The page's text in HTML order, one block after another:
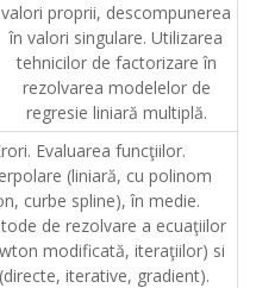
valori proprii, descompunerea
în valori singulare. Utilizarea
tehnicilor de factorizare în
rezolvarea modelelor de
regresie liniară multiplă.
Evaluarea funcţiilor.
(liniară, cu polinom
curbe spline), în medie.
de rezolvare a ecuaţiilor
modificată, iteraţiilor) si
iterative, gradient).